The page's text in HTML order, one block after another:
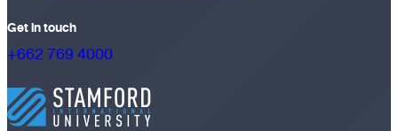
Get in touch
+662 769 4000